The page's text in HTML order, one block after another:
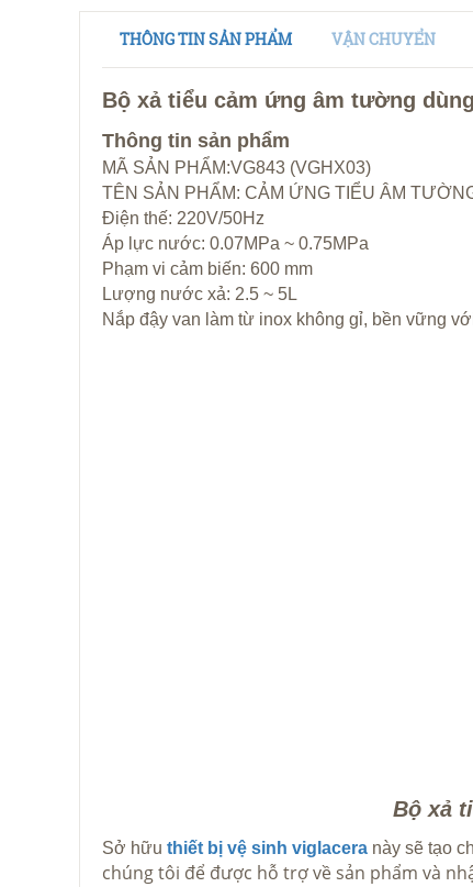
THÔNG TIN SẢN PHẨM VẬN CHUYỂN
Bộ xả tiểu cảm ứng âm tường
Thông tin sản phẩm
MÃ SẢN PHẨM:VG843 (VGHX03)
TÊN SẢN PHẨM: CẢM ỨNG TIỂU ÂM
Điện thế: 220V/50Hz
Áp lực nước: 0.07MPa ~ 0.75MPa
Phạm vi cảm biến: 600 mm
Lượng nước xả: 2.5 ~ 5L
Nắp đậy van làm từ inox không gỉ, bền vững
Bộ xả
Sở hữu thiết bị vệ sinh viglacera này sẽ tạo
chúng tôi để được hỗ trợ về sản phẩm và